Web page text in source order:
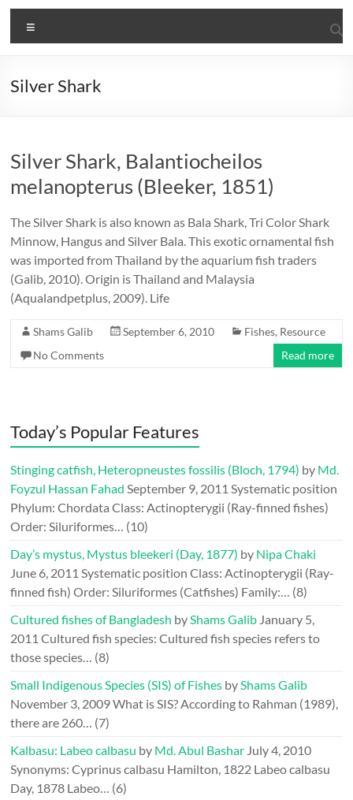
Silver Shark
Silver Shark, Balantiocheilos
melanopterus (Bleeker, 1851)
The Silver Shark is also known as Bala Shark, Tri Color Shark
Minnow, Hangus and Silver Bala. This exotic ornamental fish
was imported from Thailand by the aquarium fish traders
(Galib, 2010). Origin is Thailand and Malaysia
(Aqualandpetplus, 2009). Life
Shams Galib September 6, 2010 Fishes, Resource
No Comments
Read more
Today’s Popular Features
Stinging catfish, Heteropneustes fossilis (Bloch, 1794) by Md.
Foyzul Hassan Fahad September 9, 2011 Systematic position
Phylum: Chordata Class: Actinopterygii (Ray-finned fishes)
Order: Siluriformes… (10)
Day’s mystus, Mystus bleekeri (Day, 1877) by Nipa Chaki
June 6, 2011 Systematic position Class: Actinopterygii (Ray-
finned fish) Order: Siluriformes (Catfishes) Family:… (8)
Cultured fishes of Bangladesh byShams Galib January 5,
2011 Cultured fish species: Cultured fish species refers to
those species… (8)
Small Indigenous Species (SIS) of Fishes byShams Galib
November 3, 2009What is SIS? According to Rahman (1989),
there are 260… (7)
Kalbasu: Labeo calbasu by Md. Abul Bashar July 4, 2010
Synonyms: Cyprinus calbasu Hamilton, 1822 Labeo calbasu
Day, 1878 Labeo… (6)